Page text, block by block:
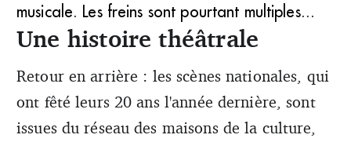
musicale. Les freins sont pourtant multiples...
Une histoire théâtrale
Retour en arrière : les scènes nationales, qui
ont fêté leurs 20 ans l'année dernière, sont
issues du réseau des maisons de la culture,